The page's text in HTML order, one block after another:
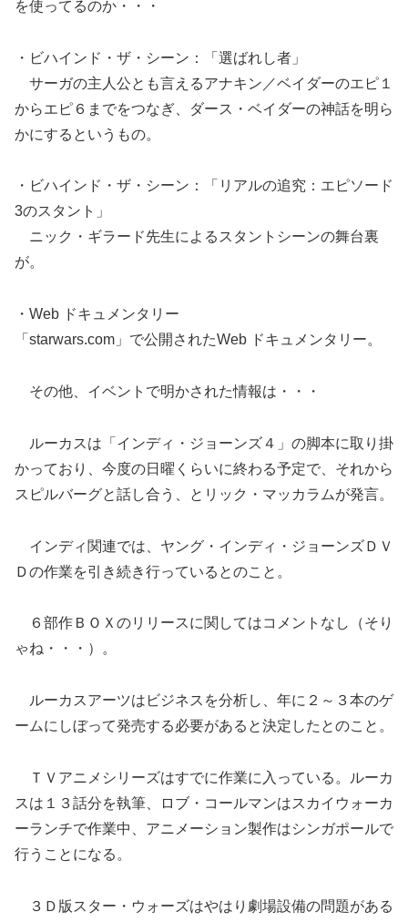
を使ってるのか・・・
・ビハインド・ザ・シーン：「選ばれし者」
サーガの主人公とも言えるアナキン／ベイダーのエピ１
からエピ６までをつなぎ、ダース・ベイダーの神話を明ら
かにするというもの。
・ビハインド・ザ・シーン：「リアルの追究：エピソード
3のスタント」
ニック・ギラード先生によるスタントシーンの舞台裏
が。
・Web ドキュメンタリー
「starwars.com」で公開されたWeb ドキュメンタリー。
その他、イベントで明かされた情報は・・・
ルーカスは「インディ・ジョーンズ４」の脚本に取り掛
かっており、今度の日曜くらいに終わる予定で、それから
スピルバーグと話し合う、とリック・マッカラムが発言。
インディ関連では、ヤング・インディ・ジョーンズＤＶ
Ｄの作業を引き続き行っているとのこと。
６部作ＢＯＸのリリースに関してはコメントなし（そり
ゃね・・・）。
ルーカスアーツはビジネスを分析し、年に２～３本のゲ
ームにしぼって発売する必要があると決定したとのこと。
ＴＶアニメシリーズはすでに作業に入っている。ルーカ
スは１３話分を執筆、ロブ・コールマンはスカイウォーカ
ーランチで作業中、アニメーション製作はシンガポールで
行うことになる。
３Ｄ版スター・ウォーズはやはり劇場設備の問題がある